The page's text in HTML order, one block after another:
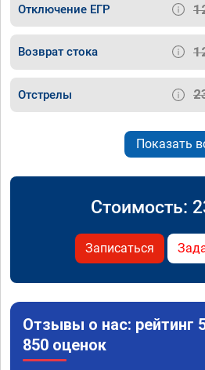
Отключение ЕГР
Возврат стока
Отстрелы
Показать
Стоимость:
Записаться
Отзывы о нас: рейтинг
850 оценок